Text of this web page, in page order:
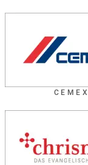
CEMEX